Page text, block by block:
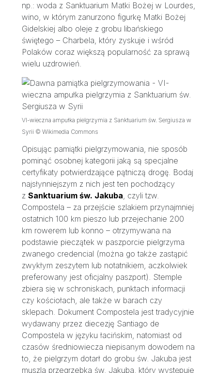
np.: woda z Sanktuarium Matki Bożej w Lourdes,
wino, w którym zanurzono figurkę Matki Bożej
Gidelskiej albo oleje z grobu libańskiego
świętego – Charbela, który zyskuje i wśród
Polaków coraz większą popularność za sprawą
wielu uzdrowień.
VI-wieczna ampułka pielgrzymia z Sanktuarium św. Sergiusza w
Syrii © Wikimedia Commons
Opisując pamiątki pielgrzymowania, nie sposób
pominąć osobnej kategorii jaką są specjalne
certyfikaty potwierdzające pątniczą drogę. Bodaj
najsłynniejszym z nich jest ten pochodzący
z Sanktuarium św. Jakuba, czyli tzw.
Compostela – za przejście szlakiem przynajmniej
ostatnich 100 km pieszo lub przejechanie 200
km rowerem lub konno – otrzymywana na
podstawie pieczątek w paszporcie pielgrzyma
zwanego credencial (można go także zastąpić
zwykłym zeszytem lub notatnikiem, aczkolwiek
preferowany jest oficjalny paszport). Stemple
zbiera się w schroniskach, punktach informacji
czy kościołach, ale także w barach czy
sklepach. Dokument Compostela jest tradycyjnie
wydawany przez diecezję Santiago de
Compostela w języku łacińskim, natomiast od
czasów średniowiecza niepisanym dowodem na
to, że pielgrzym dotarł do grobu św. Jakuba jest
muszla przegrzebka św. Jakuba, który występuje